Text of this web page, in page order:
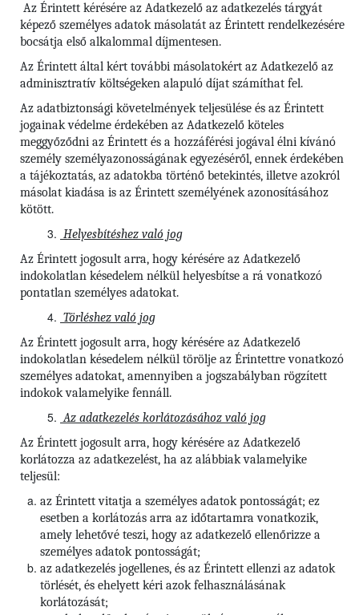
Az Érintett kérésére az Adatkezelő az adatkezelés tárgyát
képező személyes adatok másolatát az Érintett rendelkezésére
bocsátja első alkalommal díjmentesen.
Az Érintett által kért további másolatokért az Adatkezelő az
adminisztratív költségeken alapuló díjat számíthat fel.
Az adatbiztonsági követelmények teljesülése és az Érintett
jogainak védelme érdekében az Adatkezelő köteles
meggyőződni az Érintett és a hozzáférési jogával élni kívánó
személy személyazonosságának egyezéséről, ennek érdekében
a tájékoztatás, az adatokba történő betekintés, illetve azokról
másolat kiadása is az Érintett személyének azonosításához
kötött.
Helyesbítéshez való jog
Az Érintett jogosult arra, hogy kérésére az Adatkezelő
indokolatlan késedelem nélkül helyesbítse a rá vonatkozó
pontatlan személyes adatokat.
Törléshez való jog
Az Érintett jogosult arra, hogy kérésére az Adatkezelő
indokolatlan késedelem nélkül törölje az Érintettre vonatkozó
személyes adatokat, amennyiben a jogszabályban rögzített
indokok valamelyike fennáll.
Az adatkezelés korlátozásához való jog
Az Érintett jogosult arra, hogy kérésére az Adatkezelő
korlátozza az adatkezelést, ha az alábbiak valamelyike
teljesül:
az Érintett vitatja a személyes adatok pontosságát; ez
esetben a korlátozás arra az időtartamra vonatkozik,
amely lehetővé teszi, hogy az adatkezelő ellenőrizze a
személyes adatok pontosságát;
az adatkezelés jogellenes, és az Érintett ellenzi az adatok
törlését, és ehelyett kéri azok felhasználásának
korlátozását;